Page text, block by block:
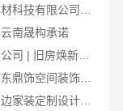
南晟构承诺
海南万赢饰家新型建筑材料有限公司 | 旧房焕新吊顶造型
珠三角正规装饰透明化施工，广东鼎饰空间装饰工程有限公司
浙江乐享新材料有限公司省内周边家装定制设计大概报价